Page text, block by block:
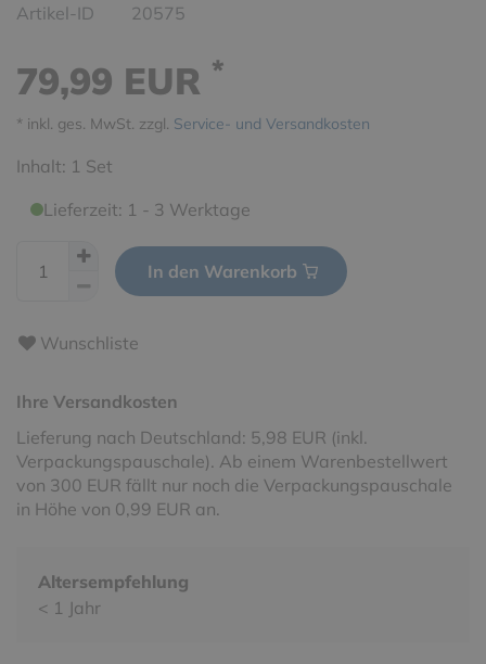
Artikel-ID 20575
79,99 EUR *
* inkl. ges. MwSt. zzgl. Service- und Versandkosten
Inhalt: 1 Set
Lieferzeit: 1 - 3 Werktage
In den Warenkorb
Wunschliste
Ihre Versandkosten
Lieferung nach Deutschland: 5,98 EUR (inkl.
Verpackungspauschale). Ab einem Warenbestellwert
von 300 EUR fällt nur noch die Verpackungspauschale
in Höhe von 0,99 EUR an.
Altersempfehlung
< 1 Jahr